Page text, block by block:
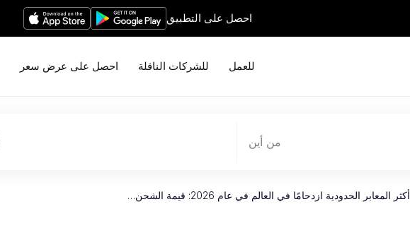
احصل على التطبيق
للعمل للشركات الناقلة احصل على عرض سعر
من أين
أكثر المعابر الحدودية ازدحامًا في العالم في عام 2026: قيمة الشحن…